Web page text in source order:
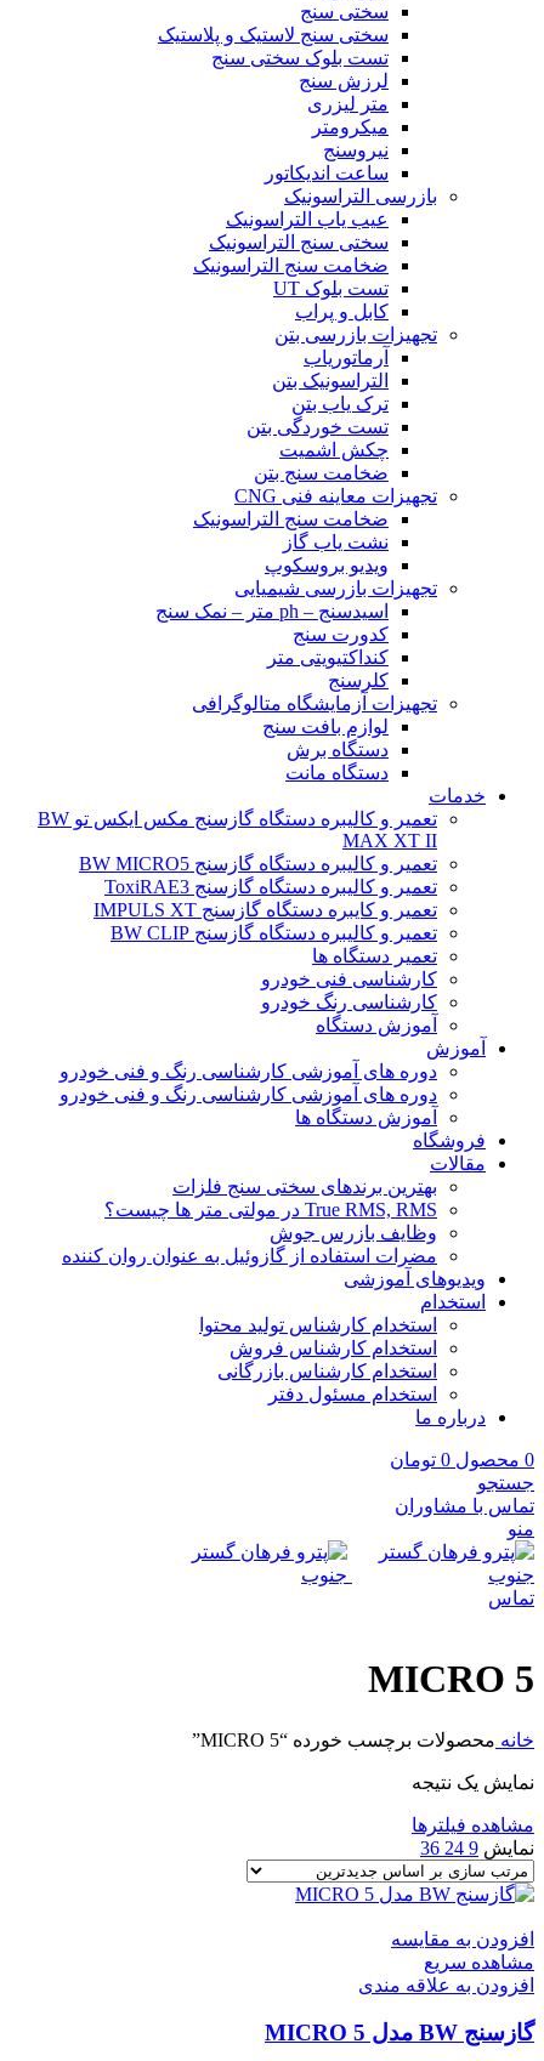
سختی سنج
سختی سنج لاستیک و پلاستیک
تست بلوک سختی سنج
لرزش سنج
متر لیزری
میکرومتر
نیروسنج
ساعت اندیکاتور
بازرسی التراسونیک
عیب یاب التراسونیک
سختی سنج التراسونیک
ضخامت سنج التراسونیک
تست بلوک UT
کابل و پراب
تجهیزات بازرسی بتن
آرماتوریاب
التراسونیک بتن
ترک یاب بتن
تست خوردگی بتن
چکش اشمیت
ضخامت سنج بتن
تجهیزات معاینه فنی CNG
ضخامت سنج التراسونیک
نشت یاب گاز
ویدیو بروسکوپ
تجهیزات بازرسی شیمیایی
اسیدسنج – ph متر – نمک سنج
کدورت سنج
کنداکتیویتی متر
کلرسنج
تجهیزات آزمایشگاه متالوگرافی
لوازم بافت سنج
دستگاه برش
دستگاه مانت
خدمات
تعمیر و کالیبره دستگاه گازسنج مکس ایکس تو BW
MAX XT II
تعمیر و کالیبره دستگاه گازسنج BW MICRO5
تعمیر و کالیبره دستگاه گازسنج ToxiRAE3
تعمیر و کایبره دستگاه گازسنج IMPULS XT
تعمیر و کالیبره دستگاه گازسنج BW CLIP
تعمیر دستگاه ها
کارشناسی فنی خودرو
کارشناسی رنگ خودرو
آموزش دستگاه
آموزش
دوره های آموزشی کارشناسی رنگ و فنی خودرو
دوره های آموزشی کارشناسی رنگ و فنی خودرو
آموزش دستگاه ها
فروشگاه
مقالات
بهترین برندهای سختی سنج فلزات
True RMS, RMS در مولتی متر ها چیست؟
وظایف بازرس جوش
مضرات استفاده از گازوئیل به عنوان روان کننده
ویدیوهای آموزشی
استخدام
استخدام کارشناس تولید محتوا
استخدام کارشناس فروش
استخدام کارشناس بازرگانی
استخدام مسئول دفتر
درباره ما
0 محصول 0 تومان
جستجو
تماس با مشاوران
منو
تماس
MICRO 5
خانه محصولات برچسب خورده “MICRO 5”
نمایش یک نتیجه
مشاهده فیلترها
نمایش 9
24
36
افزودن به مقایسه
مشاهده سریع
افزودن به علاقه مندی
گازسنج BW مدل MICRO 5